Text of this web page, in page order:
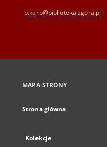
p.karp@biblioteka.zgora.pl
MAPA STRONY
Strona główna
Kolekcje